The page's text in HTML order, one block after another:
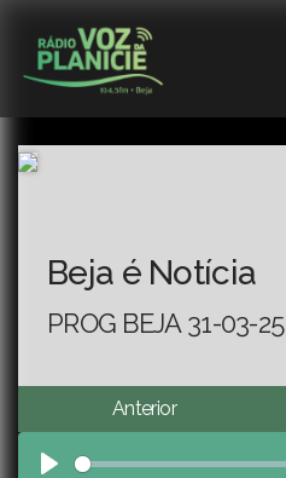
Beja é Notícia
PROG BEJA 31-03-25
Anterior